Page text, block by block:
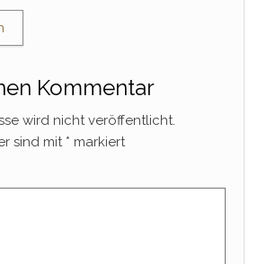
Kommentar
wird nicht veröffentlicht.
sind mit * markiert